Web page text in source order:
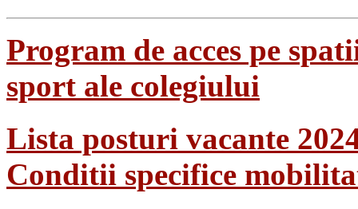
Program de acces pe
sport ale colegiului
Lista posturi vacante
Conditii specifice